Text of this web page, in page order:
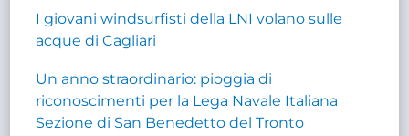
I giovani windsurfisti della LNI volano sulle
acque di Cagliari
Un anno straordinario: pioggia di
riconoscimenti per la Lega Navale Italiana
Sezione di San Benedetto del Tronto